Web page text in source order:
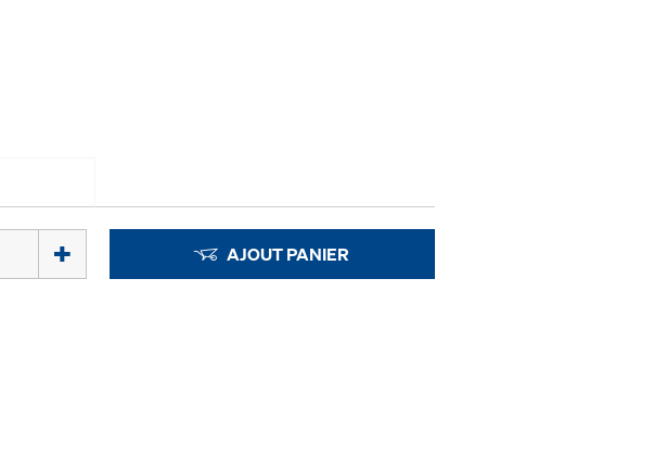
AJOUT PANIER